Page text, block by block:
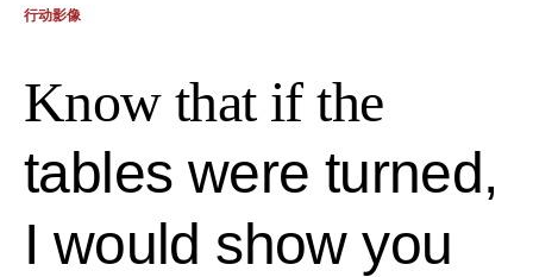
行动影像
Know that if the
tables were turned,
I would show you